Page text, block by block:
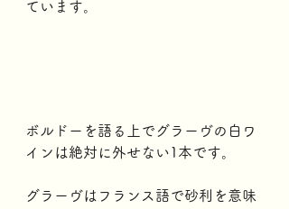
ています。
ボルドーを語る上でグラーヴの白ワ
インは絶対に外せない1本です。
グラーヴはフランス語で砂利を意味